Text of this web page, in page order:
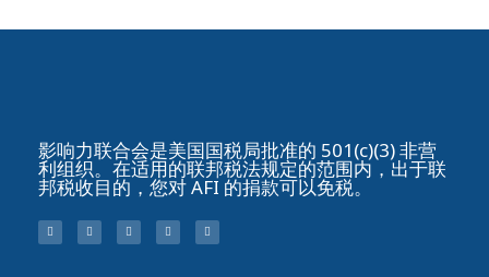
影响力联合会是美国国税局批准的 501(c)(3) 非营
利组织。在适用的联邦税法规定的范围内，出于联
邦税收目的，您对 AFI 的捐款可以免税。